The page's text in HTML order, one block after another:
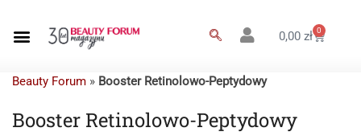
0,00zł 0
Beauty Forum » Booster Retinolowo-Peptydowy
Booster Retinolowo-Peptydowy